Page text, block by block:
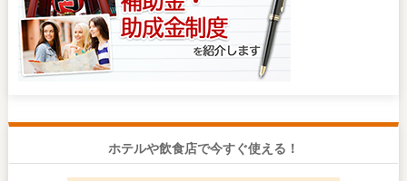
ホテルや飲食店で今すぐ使える！